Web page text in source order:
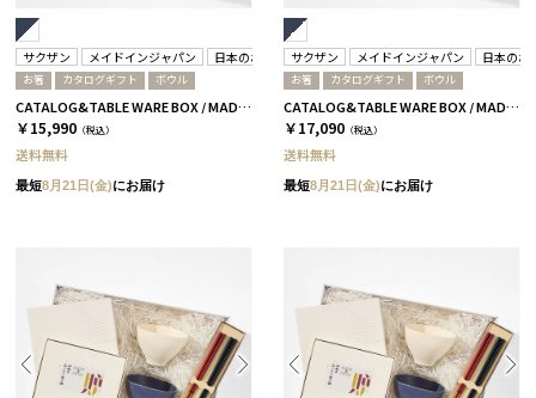
サクザン メイドインジャパン 日本のおいしい食べ物 箸蔵まつかん
お箸 カタログギフト ボウル
CATALOG&TABLE WARE BOX / MADE IN JAPAN / ネイビー&ホワイト / 全5種 C MJ08＋蓮
￥15,990 （税込）
送料無料
最短8月21日(金)にお届け
サクザン メイドインジャパン 日本のお
お箸 カタログギフト ボウル
CATALOG&TABLE WARE BOX / MADE IN JAPAN / ネイビー&ホワイト / 全5種 C MJ10＋藍
￥17,090 （税込）
送料無料
最短8月21日(金)にお届け